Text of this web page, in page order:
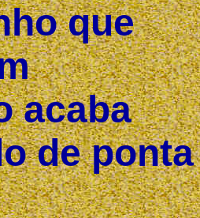
que
acaba
de ponta